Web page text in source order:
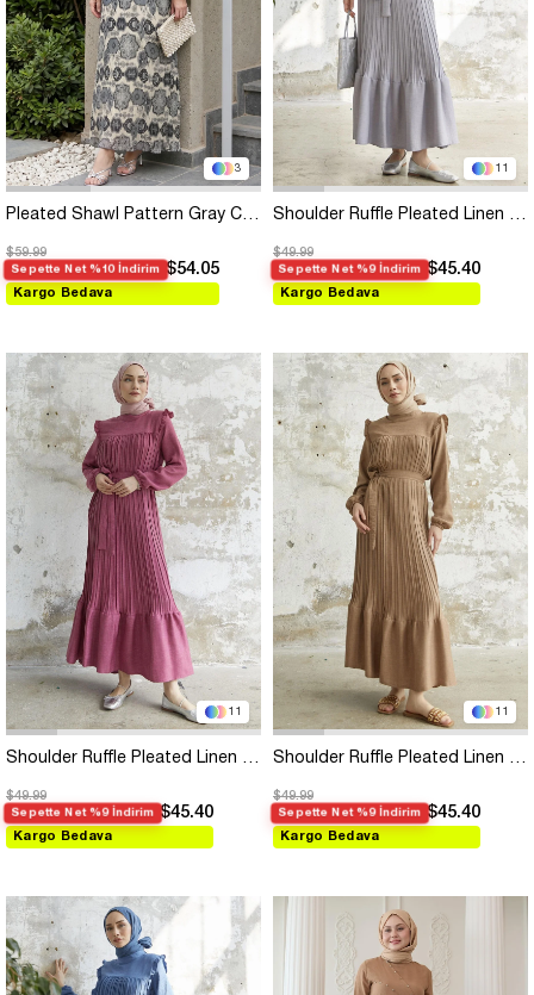
3
Pleated Shawl Pattern Gray Chiffon Dress
$59.99
Sepette Net %10 İndirim $54.05
Kargo Bedava
11
Shoulder Ruffle Pleated Linen Gray Dress
$49.99
Sepette Net %9 İndirim $45.40
Kargo Bedava
11
Shoulder Ruffle Pleated Linen Fuchsia Dress
$49.99
Sepette Net %9 İndirim $45.40
Kargo Bedava
11
Shoulder Ruffle Pleated Linen Beige Dress
$49.99
Sepette Net %9 İndirim $45.40
Kargo Bedava